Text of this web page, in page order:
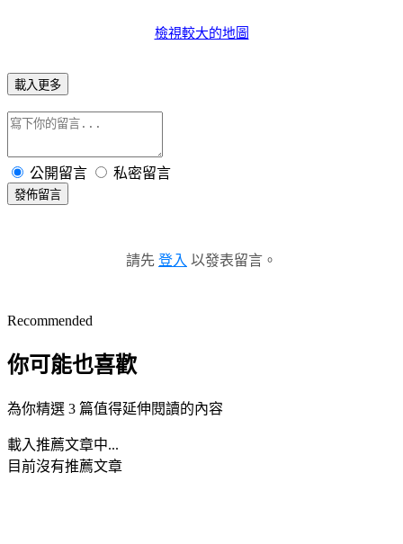
檢視較大的地圖
載入更多
公開留言 私密留言
發佈留言
請先 登入 以發表留言。
Recommended
你可能也喜歡
為你精選 3 篇值得延伸閱讀的內容
載入推薦文章中...
目前沒有推薦文章